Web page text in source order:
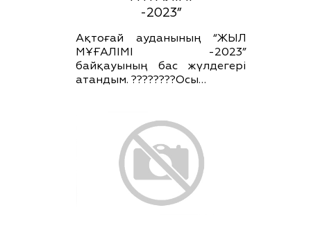
-2023”
Ақтоғай ауданының “ЖЫЛ
МҰҒАЛІМІ -2023”
байқауының бас жүлдегері
атандым. ????????Осы…